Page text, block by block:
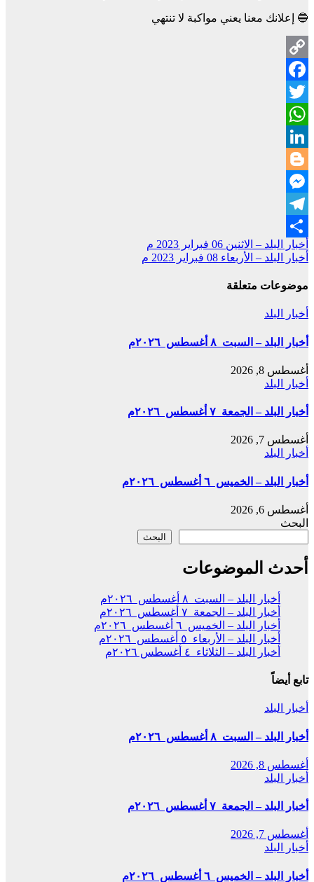
🔵 إعلانك معنا يعني مواكبة لا تنتهي
Copy
Link
Facebook
Twitter
WhatsApp
LinkedIn
Blogger
Messenger
Telegram
Share
تصفّح
المقالات
أخبار البلد – الاثنين 06 فبراير 2023 م
أخبار البلد – الأربعاء 08 فبراير 2023 م
موضوعات متعلقة
أخبار البلد
أخبار البلد – السبت ٨ أغسطس ٢٠٢٦م
أغسطس 8, 2026
أخبار البلد
أخبار البلد – الجمعة ٧ أغسطس ٢٠٢٦م
أغسطس 7, 2026
أخبار البلد
أخبار البلد – الخميس ٦ أغسطس ٢٠٢٦م
أغسطس 6, 2026
البحث
البحث
أحدث الموضوعات
أخبار البلد – السبت ٨ أغسطس ٢٠٢٦م
أخبار البلد – الجمعة ٧ أغسطس ٢٠٢٦م
أخبار البلد – الخميس ٦ أغسطس ٢٠٢٦م
أخبار البلد – الأربعاء ٥ أغسطس ٢٠٢٦م
أخبار البلد – الثلاثاء ٤ أغسطس ٢٠٢٦م
تابع أيضاً
أخبار البلد
أخبار البلد – السبت ٨ أغسطس ٢٠٢٦م
أغسطس 8, 2026
أخبار البلد
أخبار البلد – الجمعة ٧ أغسطس ٢٠٢٦م
أغسطس 7, 2026
أخبار البلد
أخبار البلد – الخميس ٦ أغسطس ٢٠٢٦م